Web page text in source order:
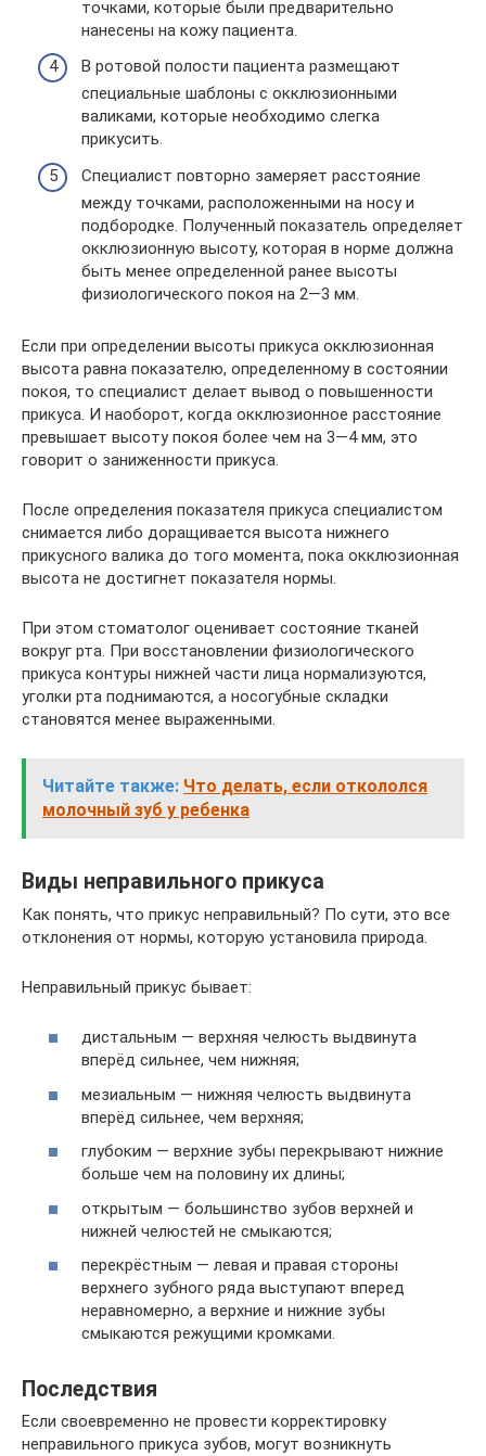
точками, которые были предварительно
нанесены на кожу пациента.
В ротовой полости пациента размещают
специальные шаблоны с окклюзионными
валиками, которые необходимо слегка
прикусить.
Специалист повторно замеряет расстояние
между точками, расположенными на носу и
подбородке. Полученный показатель определяет
окклюзионную высоту, которая в норме должна
быть менее определенной ранее высоты
физиологического покоя на 2—3 мм.
Если при определении высоты прикуса окклюзионная
высота равна показателю, определенному в состоянии
покоя, то специалист делает вывод о повышенности
прикуса. И наоборот, когда окклюзионное расстояние
превышает высоту покоя более чем на 3—4 мм, это
говорит о заниженности прикуса.
После определения показателя прикуса специалистом
снимается либо доращивается высота нижнего
прикусного валика до того момента, пока окклюзионная
высота не достигнет показателя нормы.
При этом стоматолог оценивает состояние тканей
вокруг рта. При восстановлении физиологического
прикуса контуры нижней части лица нормализуются,
уголки рта поднимаются, а носогубные складки
становятся менее выраженными.
Читайте также: Что делать, если откололся
молочный зуб у ребенка
Виды неправильного прикуса
Как понять, что прикус неправильный? По сути, это все
отклонения от нормы, которую установила природа.
Неправильный прикус бывает:
дистальным — верхняя челюсть выдвинута
вперёд сильнее, чем нижняя;
мезиальным — нижняя челюсть выдвинута
вперёд сильнее, чем верхняя;
глубоким — верхние зубы перекрывают нижние
больше чем на половину их длины;
открытым — большинство зубов верхней и
нижней челюстей не смыкаются;
перекрёстным — левая и правая стороны
верхнего зубного ряда выступают вперед
неравномерно, а верхние и нижние зубы
смыкаются режущими кромками.
Последствия
Если своевременно не провести корректировку
неправильного прикуса зубов, могут возникнуть